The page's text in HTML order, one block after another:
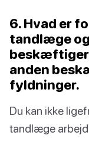
6. Hvad er
tandlæge
beskæftiger
anden
fyldninger.
Du kan ikke
tandlæge